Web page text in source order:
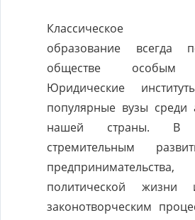
Классическое
образование всегда
обществе особым
Юридические
популярные вузы среди
нашей страны. В
стремительным
политической жизни
законотворческим